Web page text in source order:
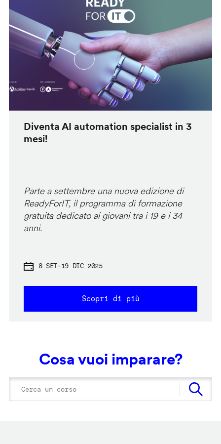
Diventa AI automation specialist in 3
mesi!
Parte a settembre una nuova edizione di
ReadyForIT, il programma di formazione
gratuita dedicato ai giovani tra i 19 e i 34
anni.
8 SET-19 DIC 2025
Scopri di più
Cosa vuoi imparare?